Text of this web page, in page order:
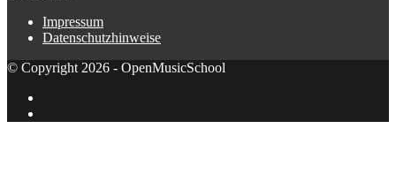
Impressum
Datenschutzhinweise
© Copyright 2026 - OpenMusicSchool